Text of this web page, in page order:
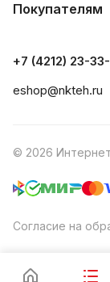
Покупателям
+7 (4212) 23-
eshop@nkteh.ru
© 2026
Согласие на